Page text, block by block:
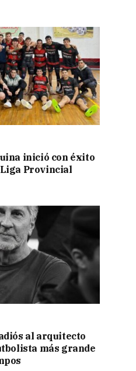
inició con éxito
Provincial
al arquitecto
más grande